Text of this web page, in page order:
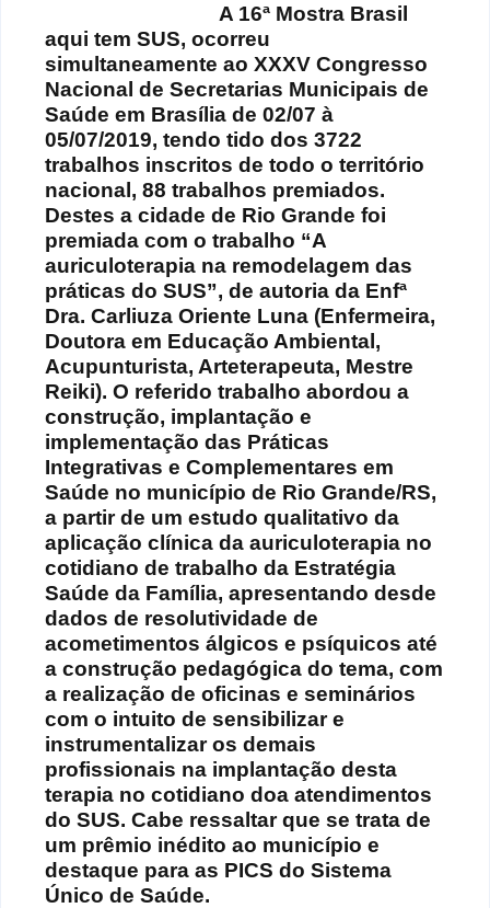
A 16ª Mostra Brasil
aqui tem SUS, ocorreu
simultaneamente ao XXXV Congresso
Nacional de Secretarias Municipais de
Saúde em Brasília de 02/07 à
05/07/2019, tendo tido dos 3722
trabalhos inscritos de todo o território
nacional, 88 trabalhos premiados.
Destes a cidade de Rio Grande foi
premiada com o trabalho “A
auriculoterapia na remodelagem das
práticas do SUS”, de autoria da Enfª
Dra. Carliuza Oriente Luna (Enfermeira,
Doutora em Educação Ambiental,
Acupunturista, Arteterapeuta, Mestre
Reiki). O referido trabalho abordou a
construção, implantação e
implementação das Práticas
Integrativas e Complementares em
Saúde no município de Rio Grande/RS,
a partir de um estudo qualitativo da
aplicação clínica da auriculoterapia no
cotidiano de trabalho da Estratégia
Saúde da Família, apresentando desde
dados de resolutividade de
acometimentos álgicos e psíquicos até
a construção pedagógica do tema, com
a realização de oficinas e seminários
com o intuito de sensibilizar e
instrumentalizar os demais
profissionais na implantação desta
terapia no cotidiano doa atendimentos
do SUS. Cabe ressaltar que se trata de
um prêmio inédito ao município e
destaque para as PICS do Sistema
Único de Saúde.